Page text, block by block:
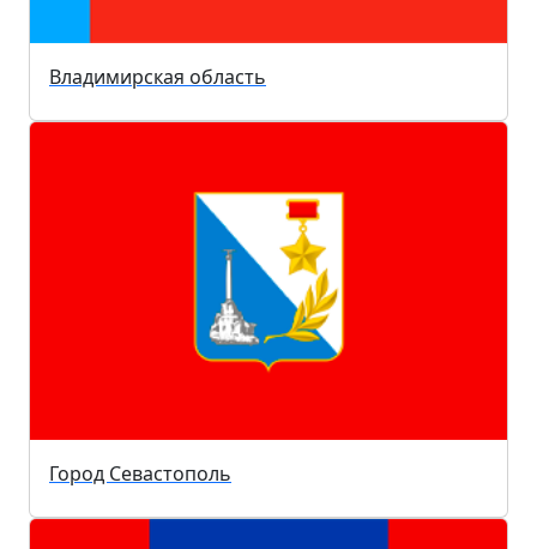
Владимирская область
Город Севастополь